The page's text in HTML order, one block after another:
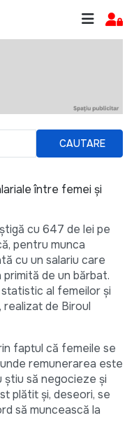
CAUTARE
între femei și
cu 647 de lei pe
pentru munca
cu un salariu care
de un bărbat.
al femeilor și
realizat de Biroul
faptul că femeile se
remunerarea este
știu să negocieze și
plătit și, deseori, se
să muncească la